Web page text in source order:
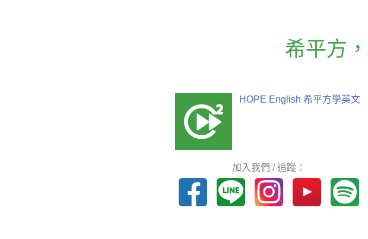
希平方 ，
HOPE English 希平方學英文
加入我們 / 追蹤：